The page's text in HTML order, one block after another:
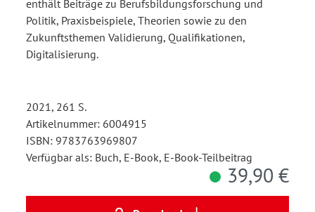
enthält Beiträge zu Berufsbildungsforschung und
Politik, Praxisbeispiele, Theorien sowie zu den
Zukunftsthemen Validierung, Qualifikationen,
Digitalisierung.
2021, 261 S.
Artikelnummer: 6004915
ISBN: 9783763969807
Verfügbar als: Buch, E-Book, E-Book-Teilbeitrag
39,90 €